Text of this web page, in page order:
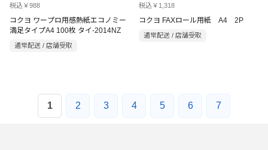
税込￥988
コクヨ ワープロ用感熱紙エコノミー
満足タイプA4 100枚 タイ-2014NZ
通常配送 / 店舗受取
税込￥1,318
コクヨ FAXロール用紙 A4 2P
通常配送 / 店舗受取
1 2 3 4 5 6 7